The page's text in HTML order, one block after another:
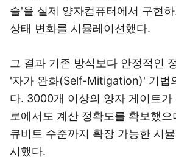
슬'을 실제 양자컴퓨터에서 구현
상태 변화를 시뮬레이션했다.
그 결과 기존 방식보다 안정적인
'자가 완화(Self-Mitigation)' 기법
다. 3000개 이상의 양자 게이트가
로에서도 계산 정확도를 확보했
큐비트 수준까지 확장 가능한 시
시했다.